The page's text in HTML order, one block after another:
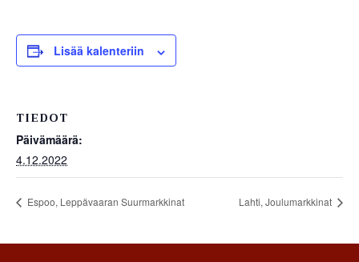
Lisää kalenteriin
TIEDOT
Päivämäärä:
4.12.2022
Espoo, Leppävaaran Suurmarkkinat Lahti, Joulumarkkinat